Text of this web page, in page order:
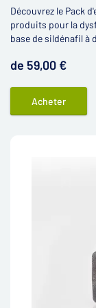
Découvrez le Pack
produits pour la
base de sildénafil à
de 59,00 €
Acheter